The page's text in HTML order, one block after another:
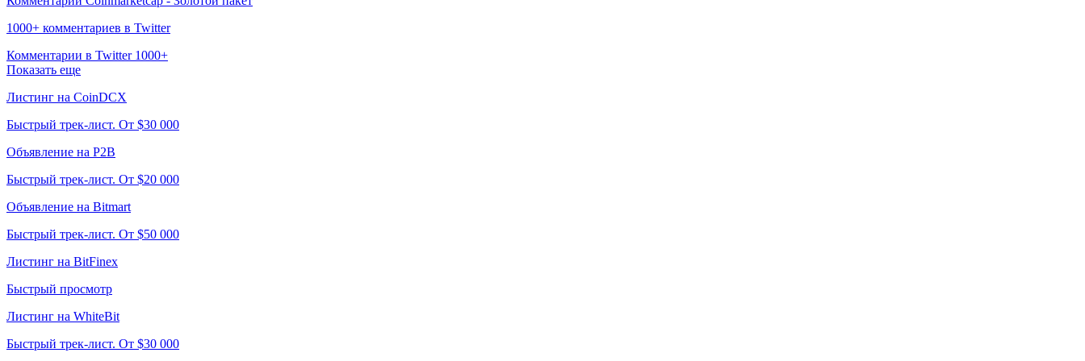
1000+ комментариев в Twitter
Комментарии в Twitter 1000+
Показать еще
Листинг на CoinDCX
Быстрый трек-лист. От $30 000
Объявление на P2B
Быстрый трек-лист. От $20 000
Объявление на Bitmart
Быстрый трек-лист. От $50 000
Листинг на BitFinex
Быстрый просмотр
Листинг на WhiteBit
Быстрый трек-лист. От $30 000